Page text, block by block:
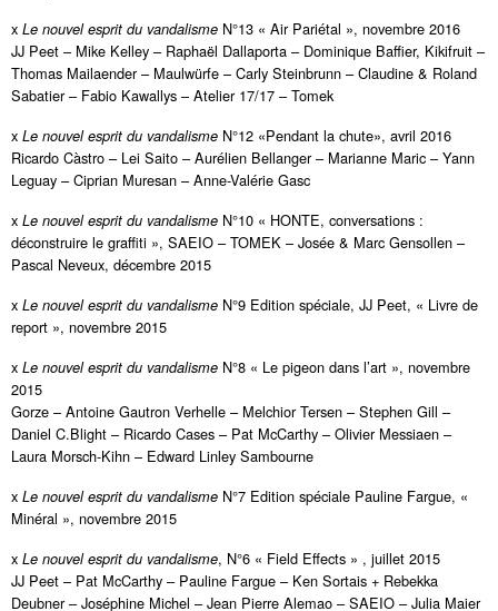
x Le nouvel esprit du vandalisme N°13 « Air Pariétal », novembre 2016
JJ Peet – Mike Kelley – Raphaël Dallaporta – Dominique Baffier, Kikifruit –
Thomas Mailaender – Maulwürfe – Carly Steinbrunn – Claudine & Roland
Sabatier – Fabio Kawallys – Atelier 17/17 – Tomek
x Le nouvel esprit du vandalisme N°12 «Pendant la chute», avril 2016
Ricardo Càstro – Lei Saito – Aurélien Bellanger – Marianne Maric – Yann
Leguay – Ciprian Muresan – Anne-Valérie Gasc
x Le nouvel esprit du vandalisme N°10 « HONTE, conversations :
déconstruire le graffiti », SAEIO – TOMEK – Josée & Marc Gensollen –
Pascal Neveux, décembre 2015
x Le nouvel esprit du vandalisme N°9 Edition spéciale, JJ Peet, « Livre de
report », novembre 2015
x Le nouvel esprit du vandalisme N°8 « Le pigeon dans l’art », novembre
2015
Gorze – Antoine Gautron Verhelle – Melchior Tersen – Stephen Gill –
Daniel C.Blight – Ricardo Cases – Pat McCarthy – Olivier Messiaen –
Laura Morsch-Kihn – Edward Linley Sambourne
x Le nouvel esprit du vandalisme N°7 Edition spéciale Pauline Fargue, «
Minéral », novembre 2015
x Le nouvel esprit du vandalisme, N°6 « Field Effects » , juillet 2015
JJ Peet – Pat McCarthy – Pauline Fargue – Ken Sortais + Rebekka
Deubner – Joséphine Michel – Jean Pierre Alemao – SAEIO – Julia Maier